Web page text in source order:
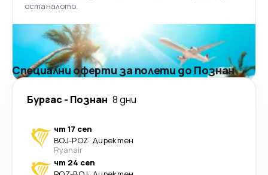
останалото.
Специални оферти за полети до Познан
Бургас - Познан 8 дни
чт 17 сеп
BOJ-POZ· Директен
Ryanair
чт 24 сеп